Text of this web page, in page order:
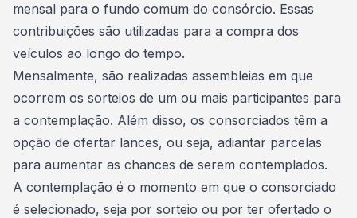
mensal para o fundo comum do consórcio. Essas
contribuições são utilizadas para a compra dos
veículos ao longo do tempo.
Mensalmente, são realizadas assembleias em que
ocorrem os sorteios de um ou mais participantes para
a contemplação. Além disso, os consorciados têm a
opção de ofertar lances, ou seja, adiantar parcelas
para aumentar as chances de serem contemplados.
A contemplação é o momento em que o consorciado
é selecionado, seja por sorteio ou por ter ofertado o